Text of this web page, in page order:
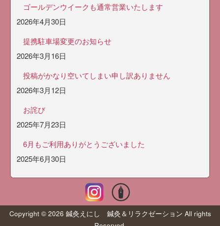
ゴールデンウイークも通常営業いたします
2026年4月30日
提携駐車場変更のお知らせ
2026年3月16日
投稿がかなり空いてしまい申し訳ありません
2026年3月12日
お詫び
2025年7月23日
6月もご利用ありがとうございました
2025年6月30日
Copyright © 2026 鍼灸えにし 鍼灸＆リラクゼーション All rights